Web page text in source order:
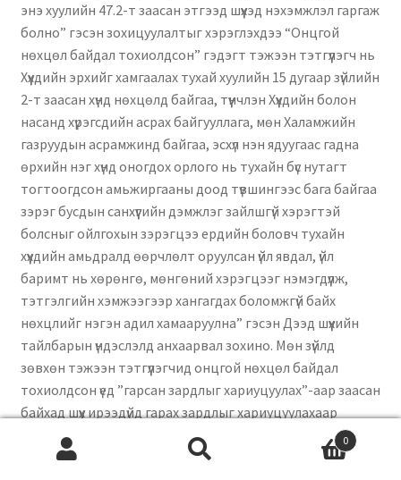
энэ хуулийн 47.2-т заасан этгээд шүүхэд нэхэмжлэл гаргаж
болно” гэсэн зохицуулалтыг хэрэглэхдээ “Онцгой
нөхцөл байдал тохиолдсон” гэдэгт тэжээн тэтгүүлэгч нь
Хүүхдийн эрхийг хамгаалах тухай хуулийн 15 дугаар зүйлийн
2-т заасан хүнд нөхцөлд байгаа, түүнчлэн Хүүхдийн болон
насанд хүрэгсдийн асрах байгууллага, мөн Халамжийн
газруудын асрамжинд байгаа, эсхүл нэн ядуугаас гадна
өрхийн нэг хүнд оногдох орлого нь тухайн бүс нутагт
тогтоогдсон амьжиргааны доод түвшингээс бага байгаа
зэрэг бусдын санхүүгийн дэмжлэг зайлшгүй хэрэгтэй
болсныг ойлгохын зэрэгцээ ердийн боловч тухайн
хүүхдийн амьдралд өөрчлөлт оруулсан үйл явдал, үйл
баримт нь хөрөнгө, мөнгөний хэрэгцээг нэмэгдүүлж,
тэтгэлгийн хэмжээгээр хангагдах боломжгүй байх
нөхцлийг нэгэн адил хамааруулна” гэсэн Дээд шүүхийн
тайлбарын үндэслэлд анхаарвал зохино. Мөн зүйлд
зөвхөн тэжээн тэтгүүлэгчид онцгой нөхцөл байдал
тохиолдсон үед ”гарсан зардлыг хариуцуулах”-аар заасан
байхад шүүх ирээдүйд гарах зардлыг хариуцуулахаар
шийдвэрлэж байгаа нь буруу болно. Тухайлбал: Хүүхдийн
цэцэрлэгийн төлбөрт сар бүрийн 200.000 төгрөг
0